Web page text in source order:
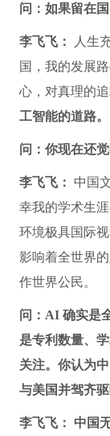
问：如果留在
李飞飞：
人生
国，我的发展
心，对真理的追
工智能的道路。
问：你现在还
李飞飞：
中国
幸我的学术生
环境极具国际
影响着全世界
作世界公民。
问：AI 确实是
是专利数量、
关注。你认为
与美国并驾齐驱
李飞飞：
中国